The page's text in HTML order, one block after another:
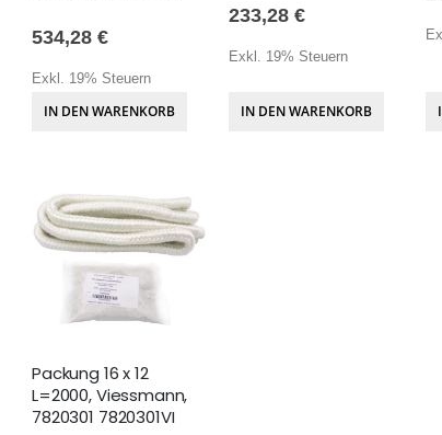
534,28 €
Exkl. 19% Steuern
IN DEN WARENKORB
233,28 €
Exkl. 19% Steuern
IN DEN WARENKORB
Packung 16 x 12
L=2000, Viessmann,
7820301 7820301VI